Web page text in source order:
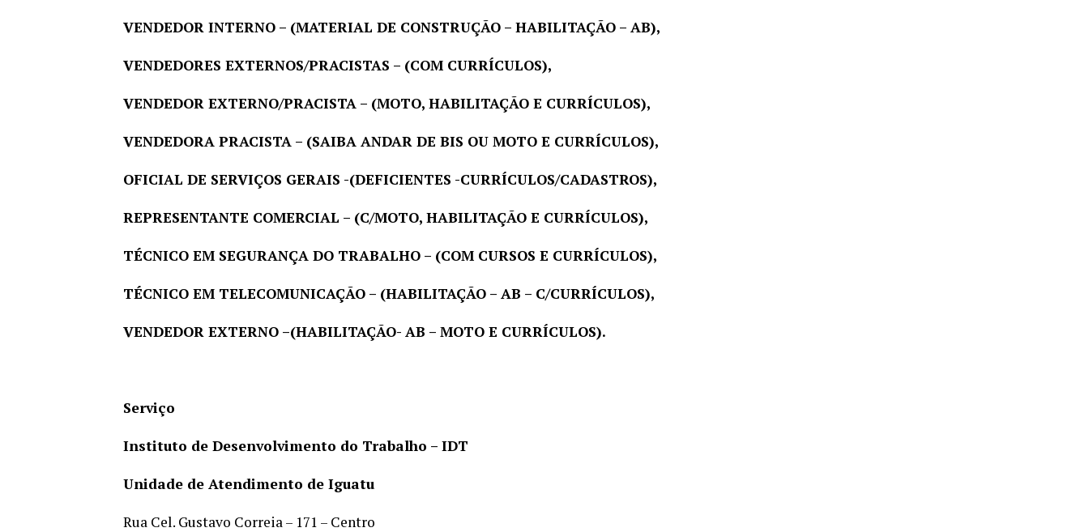
VENDEDOR INTERNO – (MATERIAL DE CONSTRUÇÃO – HABILITAÇÃO – AB),
VENDEDORES EXTERNOS/PRACISTAS – (COM CURRÍCULOS),
VENDEDOR EXTERNO/PRACISTA – (MOTO, HABILITAÇÃO E CURRÍCULOS),
VENDEDORA PRACISTA – (SAIBA ANDAR DE BIS OU MOTO E CURRÍCULOS),
OFICIAL DE SERVIÇOS GERAIS -(DEFICIENTES -CURRÍCULOS/CADASTROS),
REPRESENTANTE COMERCIAL – (C/MOTO, HABILITAÇÃO E CURRÍCULOS),
TÉCNICO EM SEGURANÇA DO TRABALHO – (COM CURSOS E CURRÍCULOS),
TÉCNICO EM TELECOMUNICAÇÃO – (HABILITAÇÃO – AB – C/CURRÍCULOS),
VENDEDOR EXTERNO –(HABILITAÇÃO- AB – MOTO E CURRÍCULOS).
Serviço
Instituto de Desenvolvimento do Trabalho – IDT
Unidade de Atendimento de Iguatu
Rua Cel. Gustavo Correia – 171 – Centro